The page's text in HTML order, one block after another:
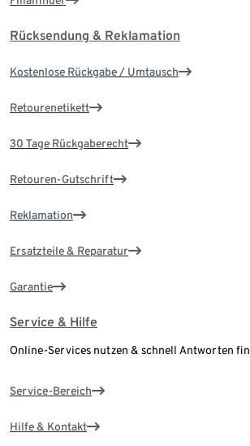
Rücksendung & Reklamation
Kostenlose Rückgabe / Umtausch
Retourenetikett
30 Tage Rückgaberecht
Retouren-Gutschrift
Reklamation
Ersatzteile & Reparatur
Garantie
Service & Hilfe
Online-Services nutzen & schnell Antworten
Service-Bereich
Hilfe & Kontakt